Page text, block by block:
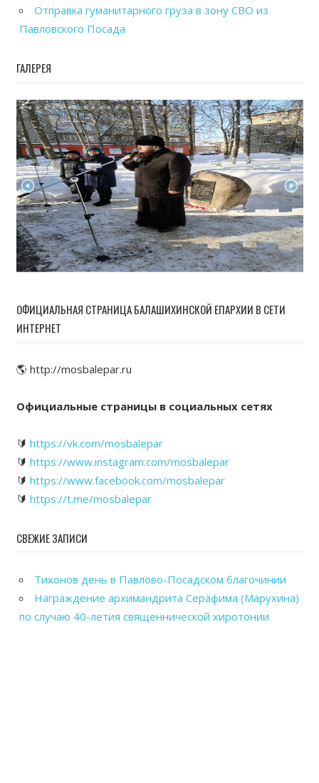
Отправка гуманитарного груза в зону СВО из
Павловского Посада
ГАЛЕРЕЯ
ОФИЦИАЛЬНАЯ СТРАНИЦА БАЛАШИХИНСКОЙ ЕПАРХИИ В СЕТИ
ИНТЕРНЕТ
🌎 http://mosbalepar.ru
Официальные страницы в социальных сетях
🔰 https://vk.com/mosbalepar
🔰 https://www.instagram.com/mosbalepar
🔰 https://www.facebook.com/mosbalepar
🔰 https://t.me/mosbalepar
СВЕЖИЕ ЗАПИСИ
Тихонов день в Павлово-Посадском благочинии
Награждение архимандрита Серафима (Марухина)
по случаю 40-летия священнической хиротонии